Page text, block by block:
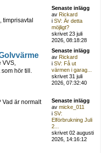
timprisavtal
Senaste inlägg
avRickard
iSV: Är detta
möjligt?
skrivet 23 juli
2026, 08:18:28
VVS,
hör till.
Senaste inlägg
avRickard
iSV: Få ut
värmen i garag...
skrivet 31 juli
2026, 07:32:40
Vad är normalt
Senaste inlägg
avmicke_011
iSV:
Elförbrukning Juli
2...
skrivet 02 augusti
2026, 14:16:12